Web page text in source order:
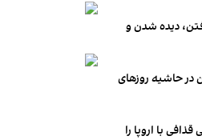
دیده شدن و
در حاشیه روزهای
با اروپا را